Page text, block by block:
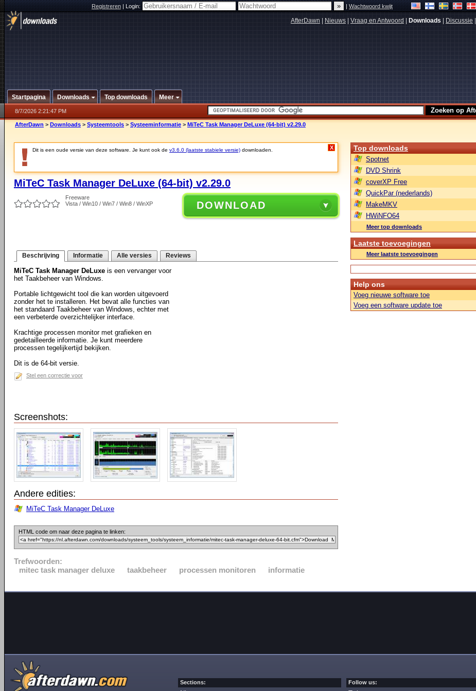
Registreren|Login: |Wachtwoord kwijt
AfterDawn Nieuws Vraag en Antwoord Downloads Discussie
Startpagina Downloads Top downloads Meer
8/7/2026 2:21:47 PM
AfterDawn > Downloads > Systeemtools > Systeeminformatie > MiTeC Task Manager DeLuxe (64-bit) v2.29.0
Dit is een oude versie van deze software. Je kunt ook de v3.6.0 (laatste stabiele versie) downloaden. X
MiTeC Task Manager DeLuxe (64-bit) v2.29.0
Freeware
Vista / Win10 / Win7 / Win8 / WinXP
DOWNLOAD
Beschrijving Informatie Alle versies Reviews
MiTeC Task Manager DeLuxe is een vervanger voor
het Taakbeheer van Windows.
Portable lichtgewicht tool die kan worden uitgevoerd
zonder het te installeren. Het bevat alle functies van
het standaard Taakbeheer van Windows, echter met
een verbeterde overzichtelijker interface.
Krachtige processen monitor met grafieken en
gedetailleerde informatie. Je kunt meerdere
processen tegelijkertijd bekijken.
Dit is de 64-bit versie.
Stel een correctie voor
Screenshots:
Andere edities:
MiTeC Task Manager DeLuxe
HTML code om naar deze pagina te linken:
Trefwoorden:
mitec task manager deluxe
taakbeheer processen monitoren informatie
Top downloads
Spotnet
DVD Shrink
coverXP Free
QuickPar (nederlands)
MakeMKV
HWiNFO64
Meer top downloads
Laatste toevoegingen
Meer laatste toevoegingen
Help ons
Voeg nieuwe software toe
Voeg een software update toe
Sections: Follow us: